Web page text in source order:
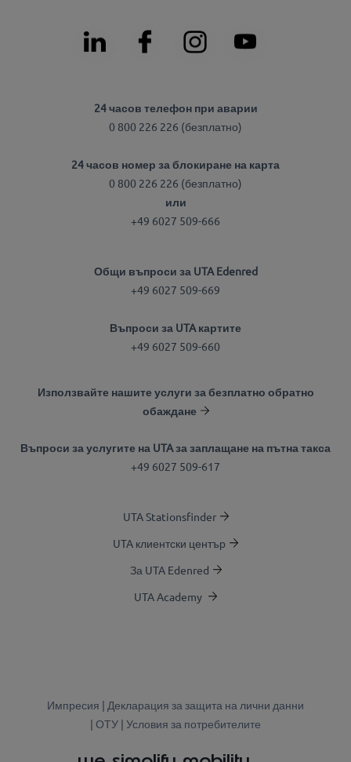
24 часов телефон при аварии
0 800 226 226 (безплатно)
24 часов номер за блокиране на карта
0 800 226 226 (безплатно)
или
+49 6027 509-666
Общи въпроси за UTA Edenred
+49 6027 509-669
Въпроси за UTA картите
+49 6027 509-660
Използвайте нашите услуги за безплатно обратно
обаждане
Въпроси за услугите на UTA за заплащане на пътна такса
+49 6027 509-617
UTA Stationsfinder
UTA клиентски център
За UTA Edenred
UTA Academy
Импресия | Декларация за защита на лични данни
| ОТУ | Условия за потребителите